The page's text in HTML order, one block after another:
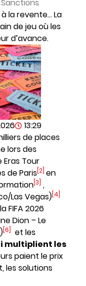
Sanctions
la revente… La
de jeu où les
d’avance.
13:29
de places
lors des
Tour
de Paris [2] en
[3] ,
Las Vegas) [4]
FIFA 2026
Dion – Le
[6]
et les
multiplient les
paient le prix
les solutions